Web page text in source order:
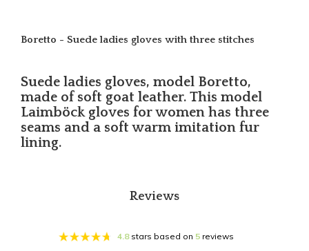
Boretto - Suede ladies gloves with three stitches
Suede ladies gloves, model Boretto,
made of soft goat leather. This model
Laimböck gloves for women has three
seams and a soft warm imitation fur
lining.
Reviews
4.8stars based on 5reviews